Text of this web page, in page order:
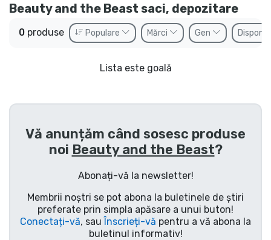
Beauty and the Beast saci, depozitare
0 produse Populare Mărci Gen
Lista este goală
Vă anunțăm când sosesc produse
noi Beauty and the Beast?
Abonați-vă la newsletter!
Membrii noștri se pot abona la buletinele de știri
preferate prin simpla apăsare a unui buton!
Conectați-vă, sauÎnscrieți-vă pentru a vă abona la
buletinul informativ!
Precomenzi
Outlet produse
Transport și plată
Sortare după serie
Sortare după filme
Sortare după desene animate
Sortare după Anime